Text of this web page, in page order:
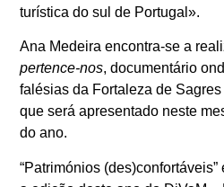
turística do sul de Portugal».
Ana Medeira encontra-se a
pertence-nos, documentário
falésias da Fortaleza de
que será apresentado neste
do ano.
“Patrimónios